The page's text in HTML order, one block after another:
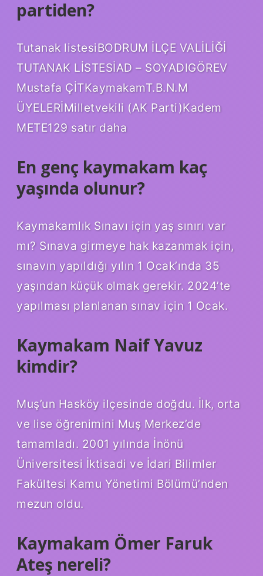
partiden?
Tutanak listesiBODRUM İLÇE VALİLİĞİ
TUTANAK LİSTESİAD – SOYADIGÖREV
Mustafa ÇİTKaymakamT.B.N.M
ÜYELERİMilletvekili (AK Parti)Kadem
METE129 satır daha
En genç kaymakam kaç
yaşında olunur?
Kaymakamlık Sınavı için yaş sınırı var
mı? Sınava girmeye hak kazanmak için,
sınavın yapıldığı yılın 1 Ocak’ında 35
yaşından küçük olmak gerekir. 2024’te
yapılması planlanan sınav için 1 Ocak.
Kaymakam Naif Yavuz
kimdir?
Muş’un Hasköy ilçesinde doğdu. İlk, orta
ve lise öğrenimini Muş Merkez’de
tamamladı. 2001 yılında İnönü
Üniversitesi İktisadi ve İdari Bilimler
Fakültesi Kamu Yönetimi Bölümü’nden
mezun oldu.
Kaymakam Ömer Faruk
Ateş nereli?